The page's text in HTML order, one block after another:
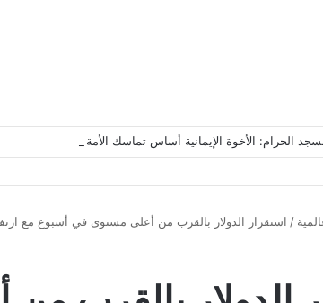
الحرام: الأخوة الإيمانية أساس تماسك الأمة وليست مجرد
/ استقرار الدولار بالقرب من أعلى مستوى في أسبوع مع